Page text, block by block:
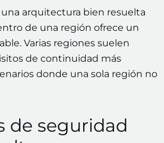
una arquitectura bien resuelta
de una región ofrece un
Varias regiones suelen
de continuidad más
donde una sola región no
de seguridad